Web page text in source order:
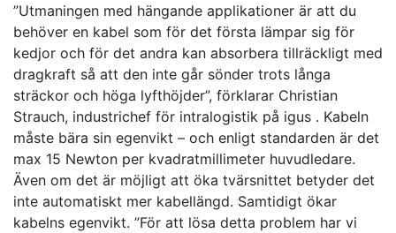
”Utmaningen med hängande applikationer är att du
behöver en kabel som för det första lämpar sig för
kedjor och för det andra kan absorbera tillräckligt med
dragkraft så att den inte går sönder trots långa
sträckor och höga lyfthöjder”, förklarar Christian
Strauch, industrichef för intralogistik på igus . Kabeln
måste bära sin egenvikt – och enligt standarden är det
max 15 Newton per kvadratmillimeter huvudledare.
Även om det är möjligt att öka tvärsnittet betyder det
inte automatiskt mer kabellängd. Samtidigt ökar
kabelns egenvikt. ”För att lösa detta problem har vi